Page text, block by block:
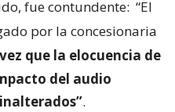
fue contundente: “El
por la concesionaria
que la elocuencia de
del audio
.